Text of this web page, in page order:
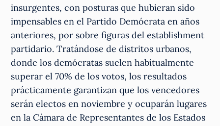
insurgentes, con posturas que hubieran sido
impensables en el Partido Demócrata en años
anteriores, por sobre figuras del establishment
partidario. Tratándose de distritos urbanos,
donde los demócratas suelen habitualmente
superar el 70% de los votos, los resultados
prácticamente garantizan que los vencedores
serán electos en noviembre y ocuparán lugares
en la Cámara de Representantes de los Estados